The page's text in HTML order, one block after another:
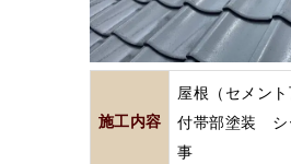
施工内容
屋根（セメン
付帯部塗装 シ
事